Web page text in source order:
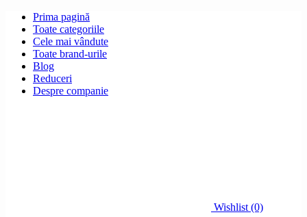
Prima pagină
Toate categoriile
Cele mai vândute
Toate brand-urile
Blog
Reduceri
Despre companie
Wishlist (0)